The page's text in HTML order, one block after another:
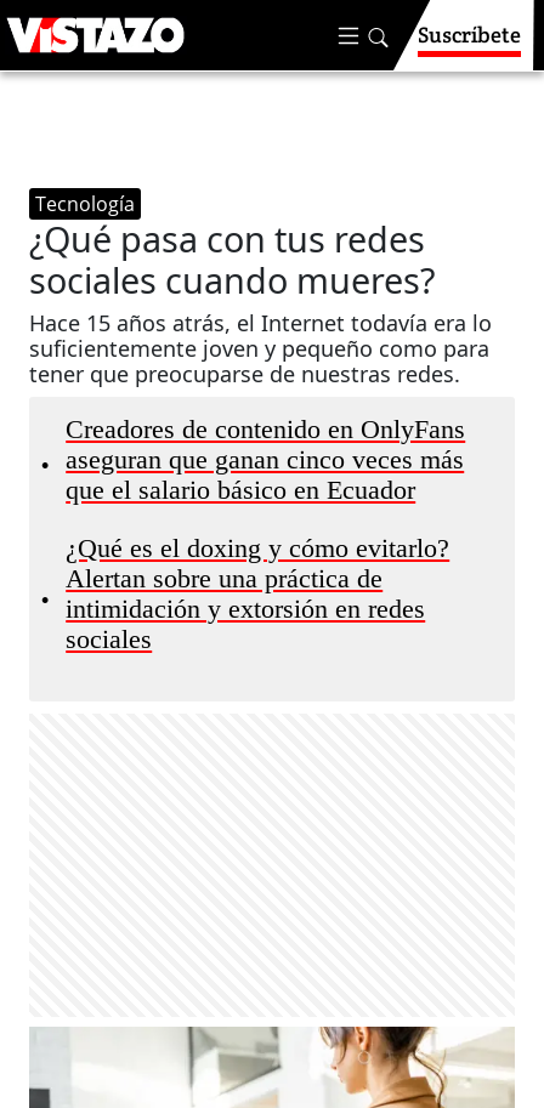
Suscríbete
Tecnología
¿Qué pasa con tus redes
sociales cuando mueres?
Hace 15 años atrás, el Internet todavía era lo
suficientemente joven y pequeño como para
tener que preocuparse de nuestras redes.
•
Creadores de contenido en OnlyFans
aseguran que ganan cinco veces más
que el salario básico en Ecuador
•
¿Qué es el doxing y cómo evitarlo?
Alertan sobre una práctica de
intimidación y extorsión en redes
sociales